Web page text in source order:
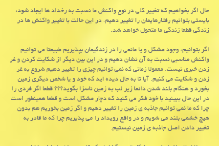
حال اگر بخواهیم که تغییر کلی در نوع واکنش ما نسبت به رخداد ها ایجاد شود،
بایستی بتوانیم رفتارهایمان را تغییر دهیم. در این حالت با تغییر واکنش ها در
زندگی قطعا زندگی ما متحول خواهد شد.
اگر بتوانیم، وجود مشکل و یا مانعی را در زندگیمان بپذیریم طبیعتا می توانیم
واکنش مناسبی نسبت به آن نشان دهیم و در این بین دیگر از شکایت کردن و غر
زدن خبری نیست. معمولا زمانی که نمی توانیم چیزی را تغییر دهیم شروع به غر
زدن و شکایت می کنیم. آیا تا به حال دیده اید که خود و یا شخص دیگری زمین
بخورد و هنگام بلند شدن دائما زیر لب به زمین ناسزا بگوید؟؟؟ قطعا اگر فردی را
در این حال ببینید با خود فکر می کنید که دچار مشکل است و قطعا همینطور است
چرا که ما نمی توانیم جاذبه ی زمین را تغییر دهیم و اگر زمین بخوریم هم بدون
هیچ خشمی بلند می شویم و در واقع رویداد را می پذیریم چرا که ما قادر به
تغییر دادن اصل جاذبه ی زمین نیستیم.